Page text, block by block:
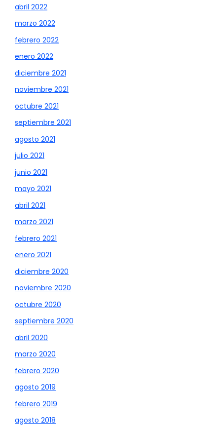
abril 2022
marzo 2022
febrero 2022
enero 2022
diciembre 2021
noviembre 2021
octubre 2021
septiembre 2021
agosto 2021
julio 2021
junio 2021
mayo 2021
abril 2021
marzo 2021
febrero 2021
enero 2021
diciembre 2020
noviembre 2020
octubre 2020
septiembre 2020
abril 2020
marzo 2020
febrero 2020
agosto 2019
febrero 2019
agosto 2018